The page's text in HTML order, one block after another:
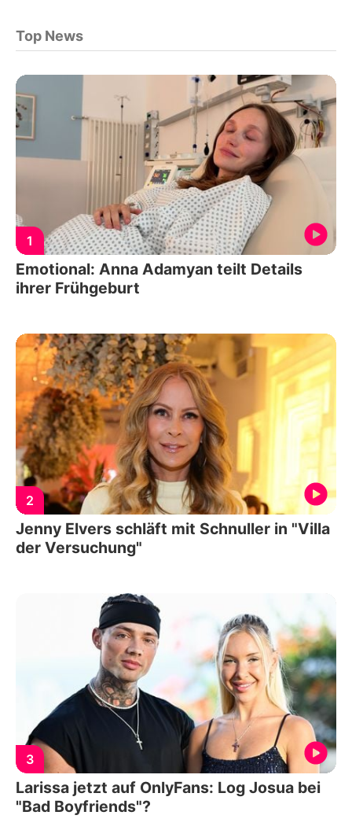
Top News
1
Emotional: Anna Adamyan teilt Details
ihrer Frühgeburt
2
Jenny Elvers schläft mit Schnuller in "Villa
der Versuchung"
3
Larissa jetzt auf OnlyFans: Log Josua bei
"Bad Boyfriends"?